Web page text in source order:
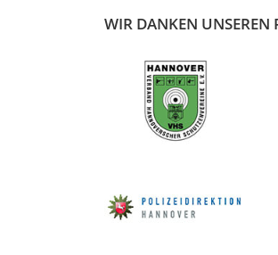
WIR DANKEN UNSEREN